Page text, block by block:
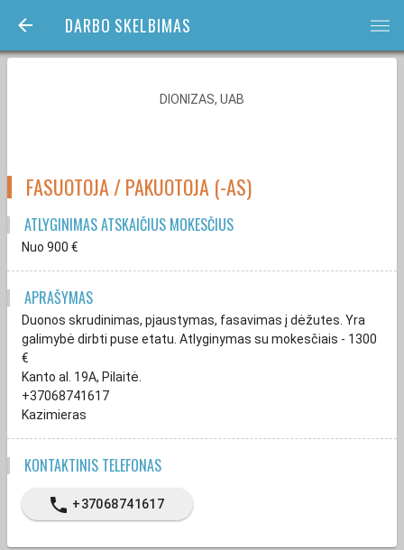
DARBO SKELBIMAS bars
DIONIZAS, UAB
FASUOTOJA / PAKUOTOJA (-AS)
ATLYGINIMAS ATSKAIČIUS MOKESČIUS
Nuo 900 €
APRAŠYMAS
Duonos skrudinimas, pjaustymas, fasavimas į dėžutes. Yra
galimybė dirbti puse etatu. Atlyginymas su mokesčiais - 1300
€
Kanto al. 19A, Pilaitė.
+37068741617
Kazimieras
KONTAKTINIS TELEFONAS
phone +37068741617